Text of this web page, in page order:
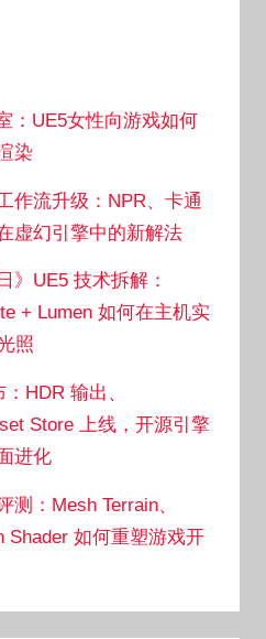
：UE5女性向游戏如何
染
作流升级：NPR、卡通
虚幻引擎中的新解法
》UE5 技术拆解：
+ Lumen 如何在主机实
照
HDR 输出、
Store 上线，开源引擎
进化
测：Mesh Terrain、
Shader 如何重塑游戏开